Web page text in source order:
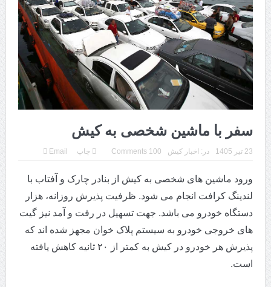
اجاره موتور در کیش
پاراسل کیش
جت اسکی
سامانه پاسخگویی به شکایات مردمی جزیره کیش
کلوپ های کیش: غواصی و تفریحات دریایی
سفر با ماشین شخصی به کیش
23 تیر 1405 در: اخبار کیش 100 Comments چاپ Email
ورود ماشین های شخصی به کیش از بنادر چارک و آفتاب با
لندینگ کرافت انجام می شود. ظرفیت پذیرش روزانه، هزار
دستگاه خودرو می باشد. جهت تسهیل در رفت و آمد نیز گیت
های خروجی خودرو به سیستم پلاک خوان مجهز شده اند که
پذیرش هر خودرو در کیش به کمتر از ۲۰ ثانیه کاهش یافته
است.